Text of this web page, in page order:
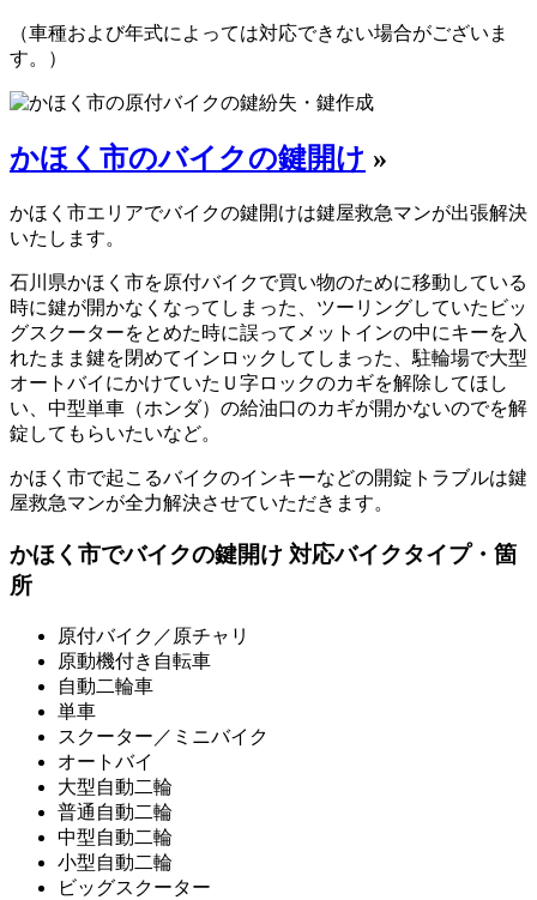
（車種および年式によっては対応できない場合がございま
す。）
かほく市のバイクの鍵開け »
かほく市エリアでバイクの鍵開けは鍵屋救急マンが出張解決
いたします。
石川県かほく市を原付バイクで買い物のために移動している
時に鍵が開かなくなってしまった、ツーリングしていたビッ
グスクーターをとめた時に誤ってメットインの中にキーを入
れたまま鍵を閉めてインロックしてしまった、駐輪場で大型
オートバイにかけていたＵ字ロックのカギを解除してほし
い、中型単車（ホンダ）の給油口のカギが開かないのでを解
錠してもらいたいなど。
かほく市で起こるバイクのインキーなどの開錠トラブルは鍵
屋救急マンが全力解決させていただきます。
かほく市でバイクの鍵開け 対応バイクタイプ・箇
所
原付バイク／原チャリ
原動機付き自転車
自動二輪車
単車
スクーター／ミニバイク
オートバイ
大型自動二輪
普通自動二輪
中型自動二輪
小型自動二輪
ビッグスクーター